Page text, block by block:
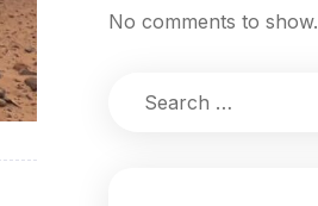
No comments to show.